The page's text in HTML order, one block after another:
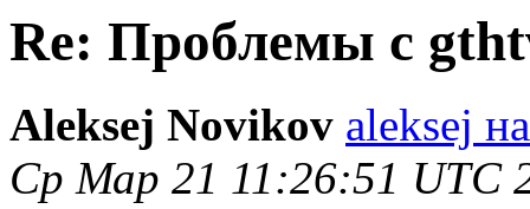
Re: Проблемы с
Aleksej Novikov aleksej
Ср Мар 21 11:26:51 UTC